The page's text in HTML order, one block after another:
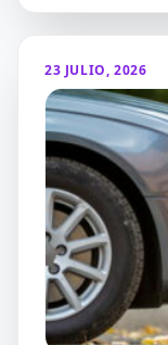
23 JULIO, 2026